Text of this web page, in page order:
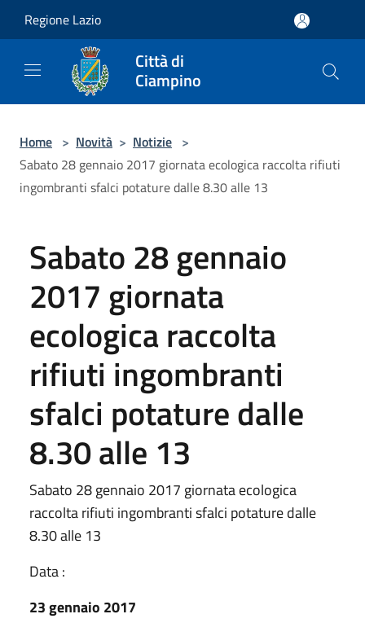
Regione Lazio
Città di
Ciampino
Home > Novità > Notizie >
Sabato 28 gennaio 2017 giornata ecologica raccolta rifiuti
ingombranti sfalci potature dalle 8.30 alle 13
Sabato 28 gennaio
2017 giornata
ecologica raccolta
rifiuti ingombranti
sfalci potature dalle
8.30 alle 13
Sabato 28 gennaio 2017 giornata ecologica
raccolta rifiuti ingombranti sfalci potature dalle
8.30 alle 13
Data :
23 gennaio 2017